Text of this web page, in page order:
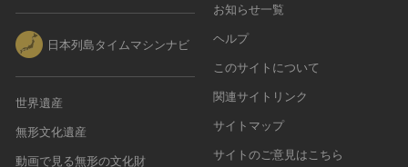
日本列島タイムマシンナビ
世界遺産
無形文化遺産
動画で見る無形の文化財
お知らせ一覧
ヘルプ
このサイトについて
関連サイトリンク
サイトマップ
サイトのご意見はこちら